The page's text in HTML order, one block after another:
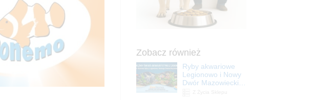
Zobacz również
Ryby akwariowe
Legionowo i Nowy
Dwór Mazowiecki –